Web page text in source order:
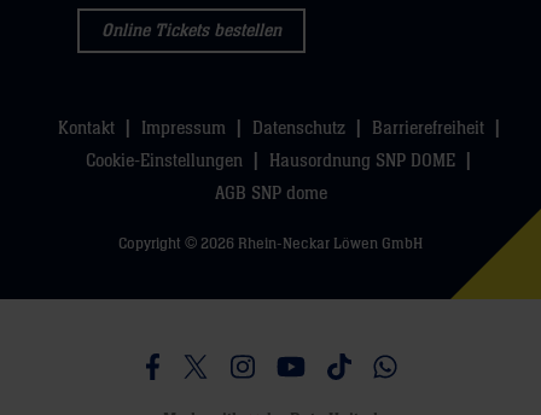
Online Tickets bestellen
Kontakt Impressum Datenschutz
Barrierefreiheit
Cookie-Einstellungen
Hausordnung SNP DOME
AGB SNP dome
Copyright © 2026 Rhein-Neckar Löwen GmbH
Besucht uns auf Facebook
Besucht uns auf Twitter
Besucht uns auf Instagram
Besucht uns auf Youtube
Besucht uns auf
Besucht uns auf